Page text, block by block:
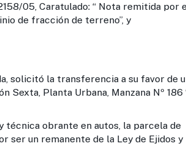
05, Caratulado: “ Nota remitida por
de fracción de terreno”, y
la transferencia a su favor de
Sexta, Planta Urbana, Manzana Nº 186
obrante en autos, la parcela de
ser un remanente de la Ley de Ejidos y